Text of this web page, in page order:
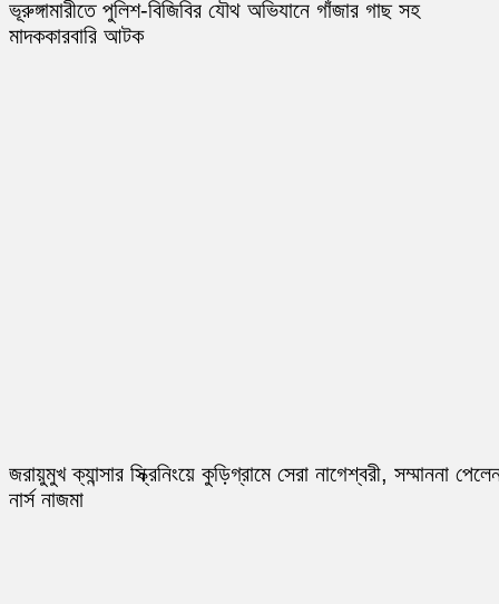
ভূরুঙ্গামারীতে পুলিশ-বিজিবির যৌথ অভিযানে গাঁজার গাছ সহ
মাদককারবারি আটক
জরায়ুমুখ ক্যান্সার স্ক্রিনিংয়ে কুড়িগ্রামে সেরা নাগেশ্বরী, সম্মাননা
নার্স নাজমা